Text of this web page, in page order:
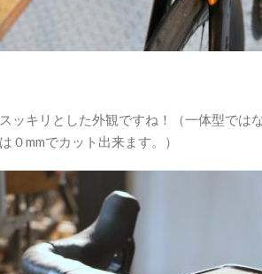
ッキリとした外観ですね！（一体型で
０mmでカット出来ます。）